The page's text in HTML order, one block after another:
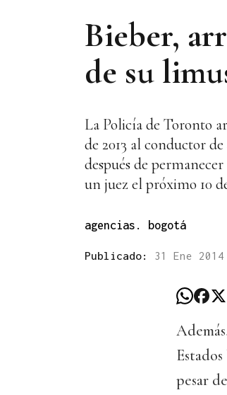
Bieber,
de su
La Policía de Toronto
de 2013 al conductor
después de
un juez el próximo 10
agencias. bogotá
Publicado: 31 Ene
pesar